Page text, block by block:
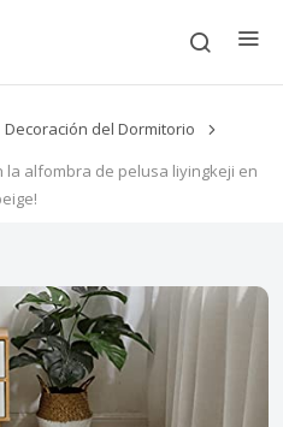
Decoración del Dormitorio
la alfombra de pelusa liyingkeji en